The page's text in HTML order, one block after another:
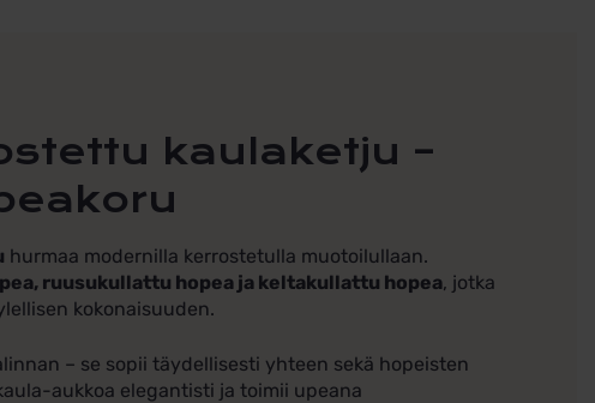
kaulaketju –
hurmaa modernilla kerrostetulla muotoilullaan.
ruusukullattu hopea ja keltakullattu hopea, jotka
kokonaisuuden.
– se sopii täydellisesti yhteen sekä hopeisten
aukkoa elegantisti ja toimii upeana